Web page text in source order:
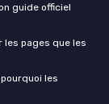
guide officiel
les pages que les
les